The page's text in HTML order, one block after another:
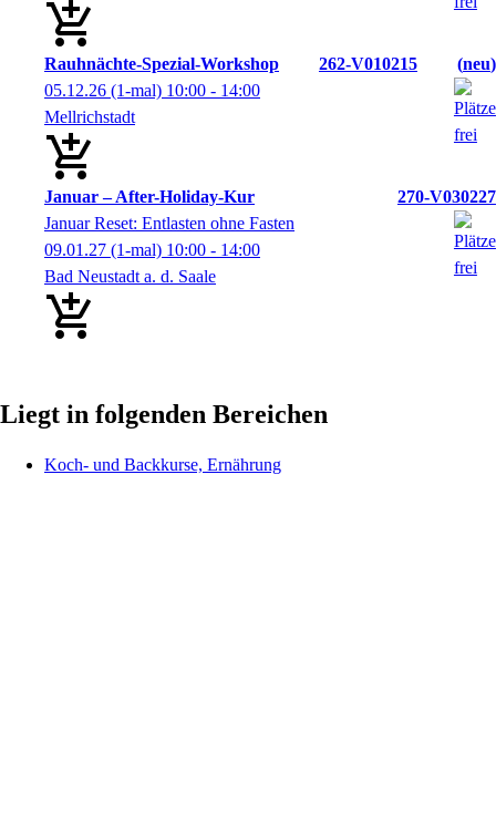
Rauhnächte-Spezial-Workshop 262-V010215
neu
05.12.26 (1-mal) 10:00 - 14:00
Mellrichstadt
Januar – After-Holiday-Kur
270-V030227
Januar Reset: Entlasten ohne Fasten
09.01.27 (1-mal) 10:00 - 14:00
Bad Neustadt a. d. Saale
Liegt in folgenden Bereichen
Koch- und Backkurse, Ernährung